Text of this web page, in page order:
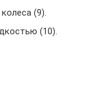
(9).
(10).